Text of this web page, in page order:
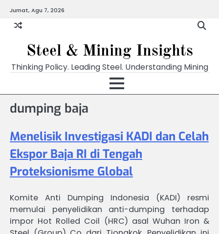
content
Jumat, Agu 7, 2026
Steel & Mining Insights
Thinking Policy. Leading Steel. Understanding Mining
dumping baja
Menelisik Investigasi KADI dan Celah
Ekspor Baja RI di Tengah
Proteksionisme Global
Komite Anti Dumping Indonesia (KADI) resmi
memulai penyelidikan anti-dumping terhadap
impor Hot Rolled Coil (HRC) asal Wuhan Iron &